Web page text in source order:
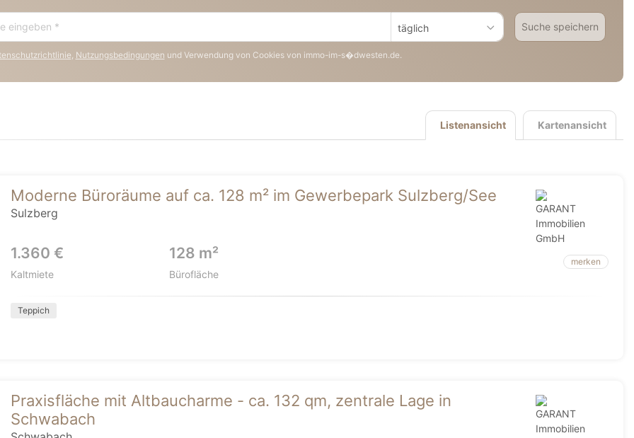
täglich Suche speichern
, Nutzungsbedingungen und Verwendung von Cookies von immo-im-s�dwesten.de.
Kartenansicht
Listenansicht
Moderne Büroräume auf ca. 128 m² im Gewerbepark Sulzberg/See
Sulzberg
1.360 €
Kaltmiete
128 m²
Bürofläche
merken
Teppich
Praxisfläche mit Altbaucharme - ca. 132 qm, zentrale Lage in
Schwabach